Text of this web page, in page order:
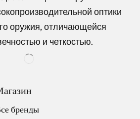
оптики
оружия, отличающейся
и четкостью.
бренды